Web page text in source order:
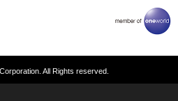
All Rights reserved.